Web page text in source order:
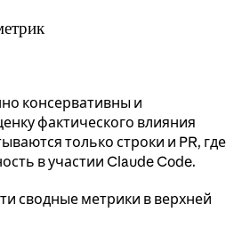
консервативны и
фактического влияния
только строки и PR, где
в участии Claude Code.
сводные метрики в верхней